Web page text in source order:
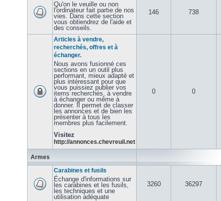
Qu'on le veuille ou non
l'ordinateur fait partie de nos
vies. Dans cette section
vous obtiendrez de l'aide et
des conseils.
146 738
Articles à vendre,
recherchés, offres et à
échanger.
Nous avons fusionné ces
sections en un outil plus
performant, mieux adapté et
plus intéressant pour que
vous puissiez publier vos
items recherchés, à vendre
à échanger ou même à
donner. Il permet de classer
les annonces et de bien les
présenter à tous les
membres plus facilement.
Visitez
http://annonces.chevreuil.net
0 0
Armes
Carabines et fusils
Échange d'informations sur
les carabines et les fusils,
les techniques et une
utilisation adéquate
3260 36297